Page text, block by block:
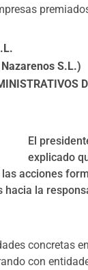
S.L.)
El
explicado
acciones
la
concretas
con